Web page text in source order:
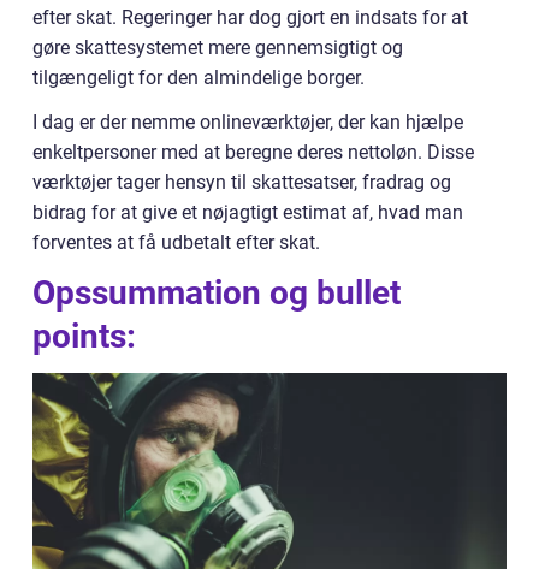
efter skat. Regeringer har dog gjort en indsats for at
gøre skattesystemet mere gennemsigtigt og
tilgængeligt for den almindelige borger.
I dag er der nemme onlineværktøjer, der kan hjælpe
enkeltpersoner med at beregne deres nettoløn. Disse
værktøjer tager hensyn til skattesatser, fradrag og
bidrag for at give et nøjagtigt estimat af, hvad man
forventes at få udbetalt efter skat.
Opssummation og bullet
points: